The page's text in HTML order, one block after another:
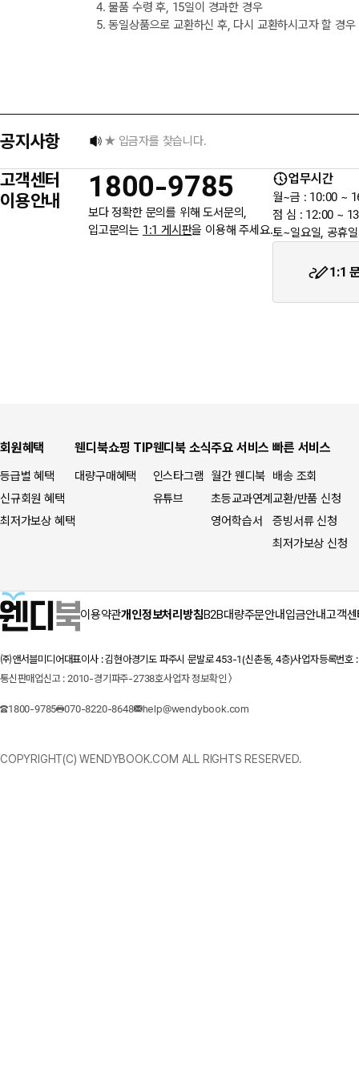
4. 물품 수령 후, 15일이 경과한 경우
5. 동일상품으로 교환하신 후, 다시 교환하시고자 할 경
공지사항
택배 없는 날 배송 업무 안내
★ 입금자를 찾습니다.
6월 3일 지방선거일 휴무 안내
고객센터
이용안내
1800-9785
보다 정확한 문의를 위해 도서문의,
입고문의는 1:1 게시판을 이용해 주세요.
업무시간
월~금 : 10:00 ~
점 심 : 12:00 ~
토~일요일, 공휴
1:1
회원혜택
등급별 혜택
신규회원 혜택
최저가보상 혜택
웬디북쇼핑 TIP
대량구매혜택
웬디북 소식
인스타그램
유튜브
주요 서비스
월간 웬디북
초등교과연계
영어학습서
빠른 서비스
배송 조회
교환/반품 신청
증빙서류 신청
최저가보상 신청
이용약관개인정보처리방침B2B대량주문안내입금안내고객
㈜앤서블미디어 대표이사 : 김현아경기도 파주시 문발로 453-1(신촌동, 4층)사업자등록번
통신판매업신고 : 2010-경기파주-2738호사업자 정보확인 〉
1800-9785 070-8220-8648 help@wendybook.com
COPYRIGHT(C) WENDYBOOK.COM ALL RIGHTS RESERVED.